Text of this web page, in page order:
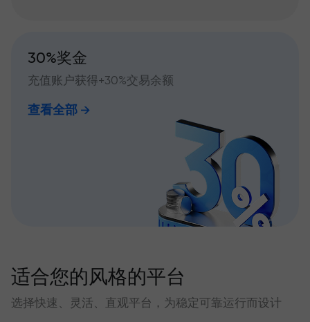
30%奖金
充值账户获得+30%交易余额
查看全部
适合您的风格的平台
选择快速、灵活、直观平台，为稳定可靠运行而设计